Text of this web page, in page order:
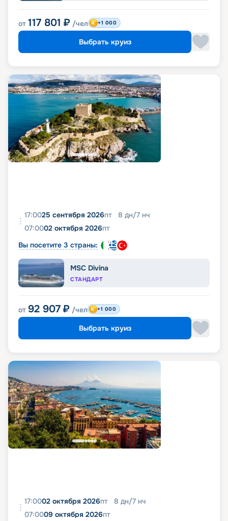
от 117 801 ₽ /чел +1 000
Выбрать круиз
17:0025 сентября 2026пт 8 дн/7 нч
07:0002 октября 2026пт
Вы посетите 3 страны:
MSC Divina
СТАНДАРТ
от 92 907 ₽ /чел +1 000
Выбрать круиз
17:0002 октября 2026пт 8 дн/7 нч
07:0009 октября 2026пт